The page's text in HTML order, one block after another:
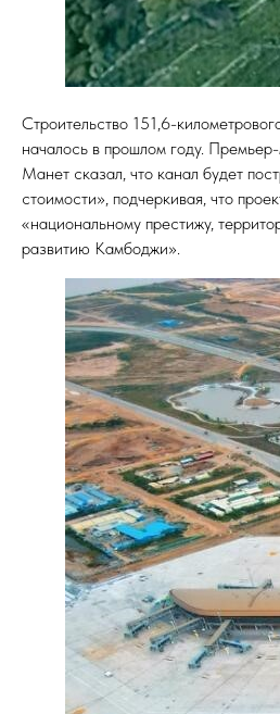
Строительство 151,6-
началось в прошлом году.
Манет сказал, что канал будет
стоимости», подчеркивая, что
«национальному престижу,
развитию Камбоджи».